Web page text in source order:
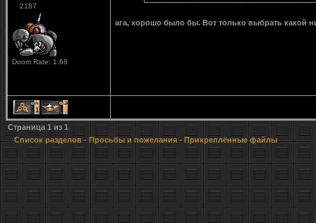
2187
Doom Rate: 1.68
ага, хорошо было бы. Вот только выбрать какой
1 1
Страница 1из 1
Список разделов - Просьбы и пожелания - Прикреплённые файлы